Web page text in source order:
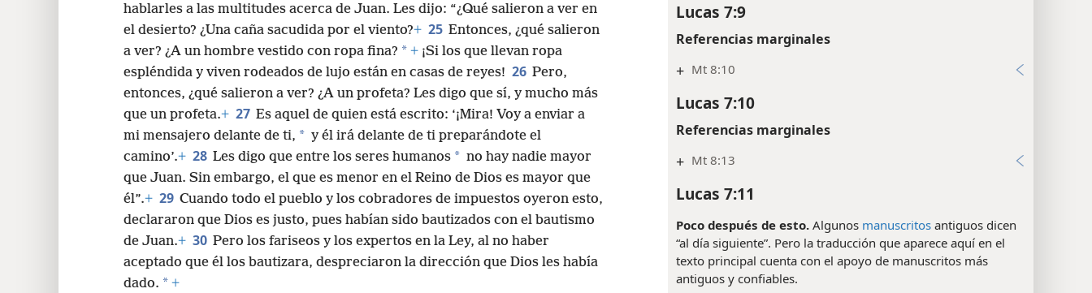
Lucas 7:9
Referencias marginales
+ Mt 8:10
Lucas 7:10
Referencias marginales
+ Mt 8:13
Lucas 7:11
Poco después de esto. Algunos manuscritos antiguos dicen
“al día siguiente”. Pero la traducción que aparece aquí en el
texto principal cuenta con el apoyo de manuscritos más
antiguos y confiables.
hablarles a las multitudes acerca de Juan. Les dijo: “¿Qué salieron a ver en
el desierto? ¿Una caña sacudida por el viento?+ 25 Entonces, ¿qué salieron
a ver? ¿A un hombre vestido con ropa fina? * + ¡Si los que llevan ropa
espléndida y viven rodeados de lujo están en casas de reyes! 26 Pero,
entonces, ¿qué salieron a ver? ¿A un profeta? Les digo que sí, y mucho más
que un profeta.+ 27 Es aquel de quien está escrito: ‘¡Mira! Voy a enviar a
mi mensajero delante de ti, * y él irá delante de ti preparándote el
camino’.+ 28 Les digo que entre los seres humanos * no hay nadie mayor
que Juan. Sin embargo, el que es menor en el Reino de Dios es mayor que
él”.+ 29 Cuando todo el pueblo y los cobradores de impuestos oyeron esto,
declararon que Dios es justo, pues habían sido bautizados con el bautismo
de Juan.+ 30 Pero los fariseos y los expertos en la Ley, al no haber
aceptado que él los bautizara, despreciaron la dirección que Dios les había
dado. * +